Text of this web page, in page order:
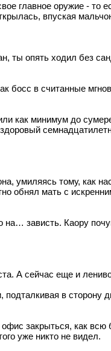
главное оружие - то
впуская
ты опять ходил без
в считанные
как минимум до
здоровый
умиляясь тому, как
обнял мать с
зависть. Каору
А сейчас еще и
в сторону
закрыться, как всю
уже никто не видел.